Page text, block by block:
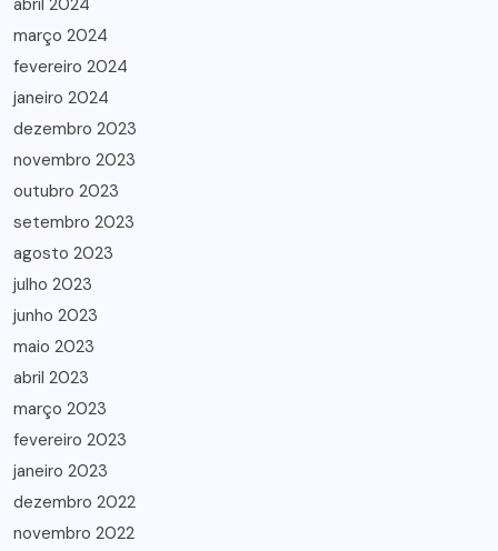
abril 2024
março 2024
fevereiro 2024
janeiro 2024
dezembro 2023
novembro 2023
outubro 2023
setembro 2023
agosto 2023
julho 2023
junho 2023
maio 2023
abril 2023
março 2023
fevereiro 2023
janeiro 2023
dezembro 2022
novembro 2022